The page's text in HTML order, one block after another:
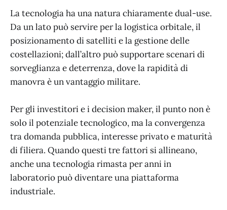
La tecnologia ha una natura chiaramente dual-use.
Da un lato può servire per la logistica orbitale, il
posizionamento di satelliti e la gestione delle
costellazioni; dall’altro può supportare scenari di
sorveglianza e deterrenza, dove la rapidità di
manovra è un vantaggio militare.
Per gli investitori e i decision maker, il punto non è
solo il potenziale tecnologico, ma la convergenza
tra domanda pubblica, interesse privato e maturità
di filiera. Quando questi tre fattori si allineano,
anche una tecnologia rimasta per anni in
laboratorio può diventare una piattaforma
industriale.